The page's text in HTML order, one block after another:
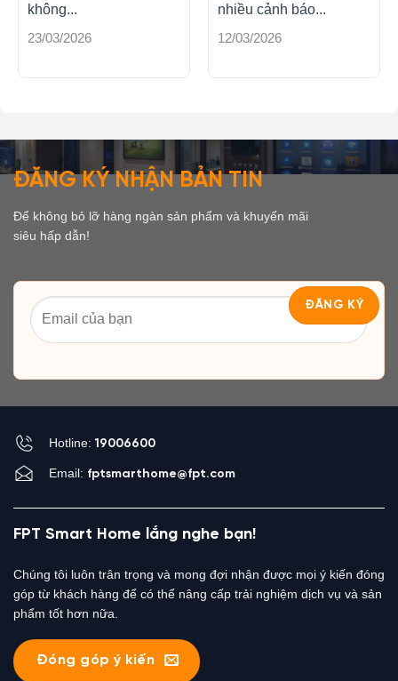
không...
23/03/2026
nhiều cảnh báo...
12/03/2026
ĐĂNG KÝ NHẬN BẢN TIN
Để không bỏ lỡ hàng ngàn sản phẩm và khuyến mãi
siêu hấp dẫn!
Hotline:19006600
Email: fptsmarthome@fpt.com
FPT Smart Home lắng nghe bạn!
Chúng tôi luôn trân trọng và mong đợi nhận được mọi ý kiến đóng
góp từ khách hàng để có thể nâng cấp trải nghiệm dịch vụ và sản
phẩm tốt hơn nữa.
Đóng góp ý kiến